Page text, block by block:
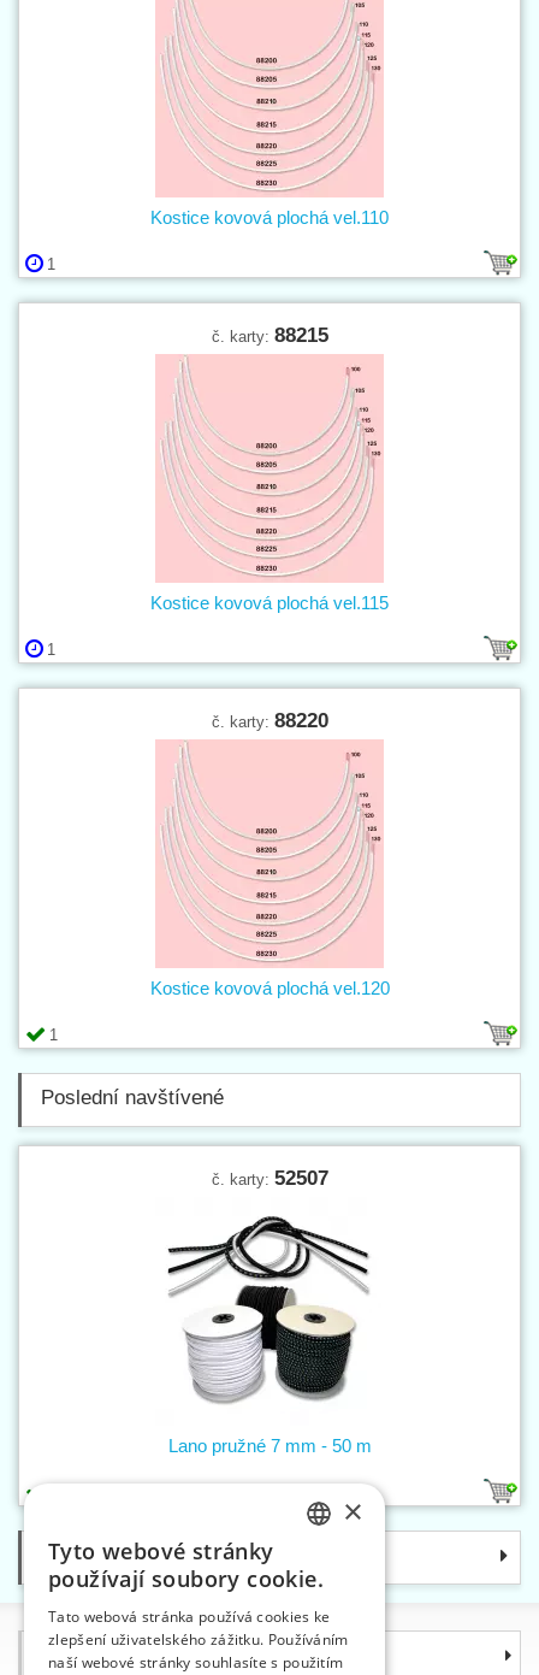
1
Kostice kovová plochá vel.110
č. karty: 88215
1
Kostice kovová plochá vel.115
č. karty: 88220
1
Kostice kovová plochá vel.120
Poslední navštívené
č. karty: 52507
Lano pružné 7 mm - 50 m
Kategorie
Informace
ENGLISH
×
Tyto webové stránky
používají soubory cookie.
Tato webová stránka používá cookies ke
zlepšení uživatelského zážitku. Používáním
naší webové stránky souhlasíte s použitím